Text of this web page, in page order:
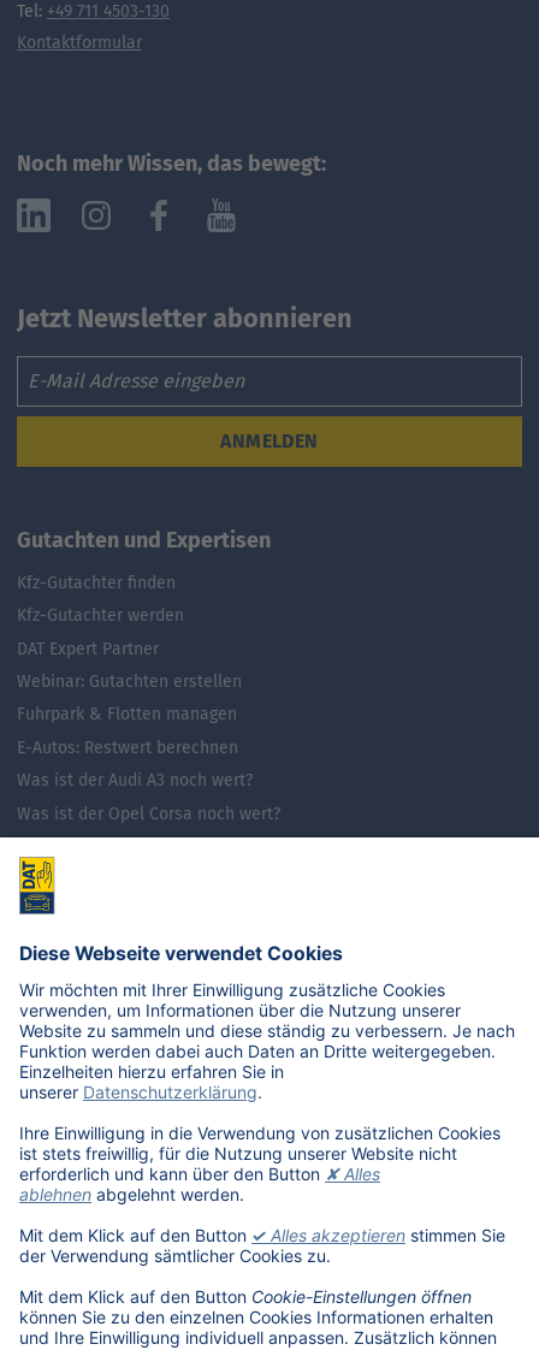
Tel: +49 711 4503-130
Kontaktformular
Noch mehr Wissen, das bewegt:
Jetzt Newsletter abonnieren
ANMELDEN
Gutachten und Expertisen
Kfz-Gutachter finden
Kfz-Gutachter werden
DAT Expert Partner
Webinar: Gutachten erstellen
Fuhrpark & Flotten managen
E-Autos: Restwert berechnen
Was ist der Audi A3 noch wert?
Was ist der Opel Corsa noch wert?
Was ist der VW Golf noch wert?
E-Mobilität in Deutschland
Karriere
Übersicht
Stellenangebote
Benefits
DAT als Arbeitgeber
Schüler, Absolventen, Studenten
#getDATjob
DAT International
Wir über uns
DAT Historie